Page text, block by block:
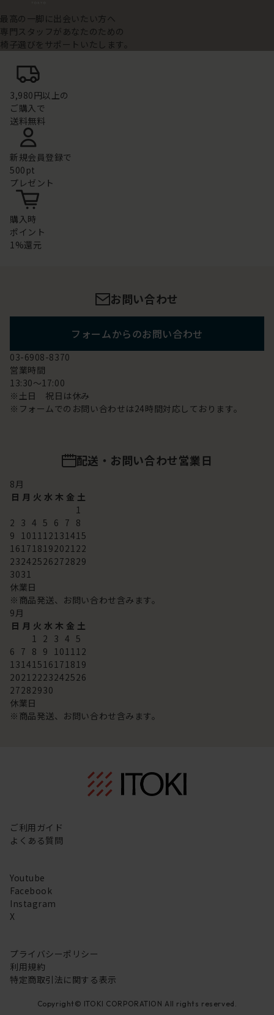
最高の一脚に出会いたい方へ
専門スタッフがあなたのための
椅子選びをサポートいたします。
3,980円以上の
ご購入で
送料無料
新規会員登録で
500pt
プレゼント
購入時
ポイント
1%還元
お問い合わせ
フォームからのお問い合わせ
03-6908-8370
営業時間
13:30～17:00
※土日 祝日は休み
※フォームでのお問い合わせは24時間対応しております。
配送・お問い合わせ営業日
8月
日 月 火 水 木 金 土
1
2 3 4 5 6 7 8
9 101112131415
16171819202122
23242526272829
3031
休業日
※商品発送、お問い合わせ含みます。
9月
日 月 火 水 木 金 土
1 2 3 4 5
6 7 8 9 101112
13141516171819
20212223242526
27282930
休業日
※商品発送、お問い合わせ含みます。
ご利用ガイド
よくある質問
Youtube
Facebook
Instagram
X
プライバシーポリシー
利用規約
特定商取引法に関する表示
Copyright© ITOKI CORPORATION All rights reserved.